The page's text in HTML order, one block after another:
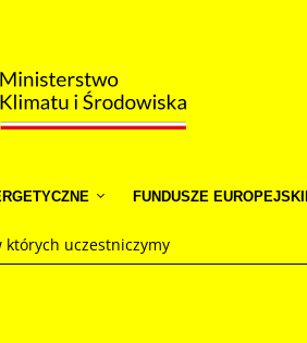
FUNDUSZE
których uczestniczymy